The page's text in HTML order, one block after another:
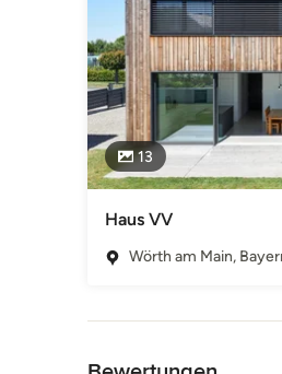
13
Haus VV
Wörth am Main,